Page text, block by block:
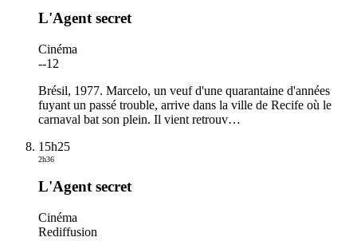
L'Agent secret
Cinéma
--12
Brésil, 1977. Marcelo, un veuf d'une quarantaine d'années
fuyant un passé trouble, arrive dans la ville de Recife où le
carnaval bat son plein. Il vient retrouv…
15h25
2h36
L'Agent secret
Cinéma
Rediffusion